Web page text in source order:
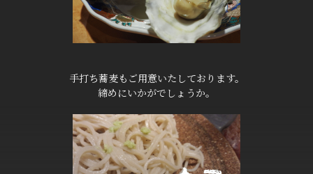
手打ち蕎麦もご用意いたしております。
締めにいかがでしょうか。